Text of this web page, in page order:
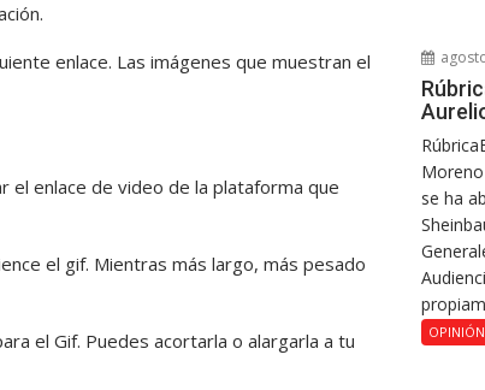
enlace. Las imágenes que muestran el
el enlace de video de la plataforma que
el gif. Mientras más largo, más pesado
el Gif. Puedes acortarla o alargarla a tu
se ha
OPINIÓN